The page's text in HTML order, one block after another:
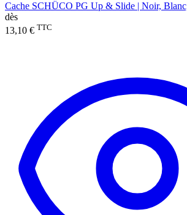
Cache SCHÜCO PG Up & Slide | Noir,
dès
13,10 € TTC